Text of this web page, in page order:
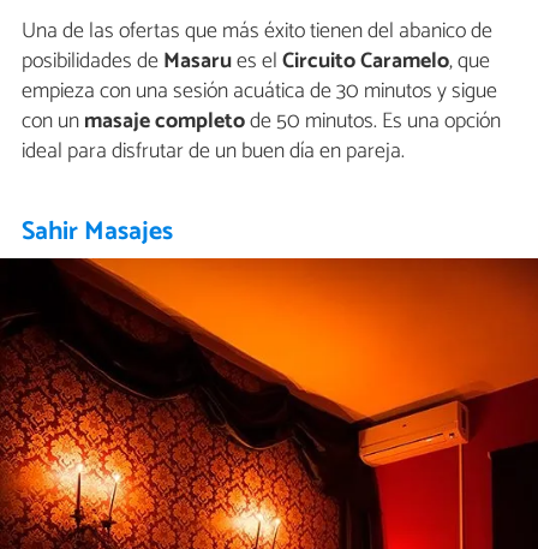
Una de las ofertas que más éxito tienen del abanico de
posibilidades deMasarues elCircuito Caramelo, que
empieza con una sesión acuática de 30 minutos y sigue
con unmasaje completode 50 minutos. Es una opción
ideal para disfrutar de un buen día en pareja.
Sahir Masajes